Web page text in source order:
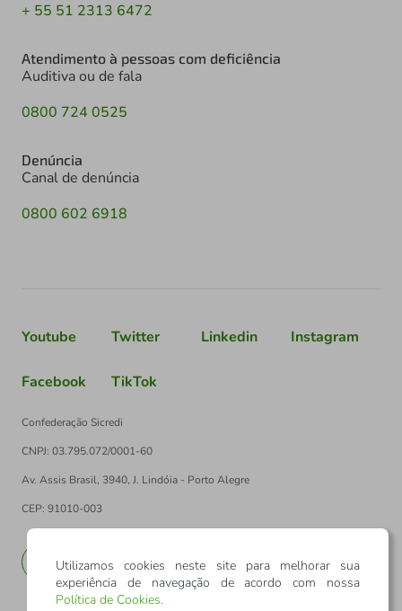
+ 55 51 2313 6472
Atendimento à pessoas com deficiência
Auditiva ou de fala
0800 724 0525
Denúncia
Canal de denúncia
0800 602 6918
Youtube Twitter Linkedin Instagram
Facebook TikTok
Confederação Sicredi
CNPJ: 03.795.072/0001-60
Av. Assis Brasil, 3940, J. Lindóia - Porto Alegre
CEP: 91010-003
EN
Utilizamos cookies neste site para melhorar sua
experiência de navegação de acordo com nossa
Política de Cookies.